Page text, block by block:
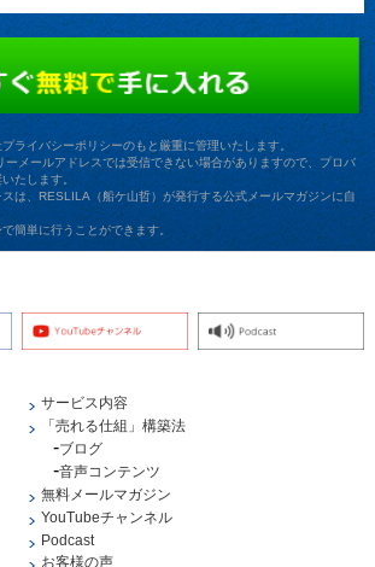
ライバシーポリシーのもと厳重に管理いたします。
メールアドレスでは受信できない場合がありますので、プロバ
たします。
は、RESLILA（船ケ山哲）が発行する公式メールマガジンに自
簡単に行うことができます。
サービス内容
「売れる仕組」構築法
ブログ
音声コンテンツ
無料メールマガジン
YouTubeチャンネル
Podcast
お客様の声